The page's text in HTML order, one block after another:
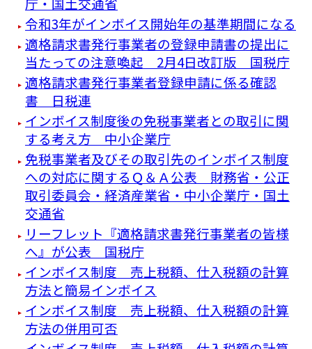
令和3年がインボイス開始年の基準期間になる
適格請求書発行事業者の登録申請書の提出に
当たっての注意喚起 2月4日改訂版 国税庁
適格請求書発行事業者登録申請に係る確認
書 日税連
インボイス制度後の免税事業者との取引に関
する考え方 中小企業庁
免税事業者及びその取引先のインボイス制度
への対応に関するＱ＆Ａ公表 財務省・公正
取引委員会・経済産業省・中小企業庁・国土
交通省
リーフレット『適格請求書発⾏事業者の皆様
へ』が公表 国税庁
インボイス制度 売上税額、仕入税額の計算
方法と簡易インボイス
インボイス制度 売上税額、仕入税額の計算
方法の併用可否